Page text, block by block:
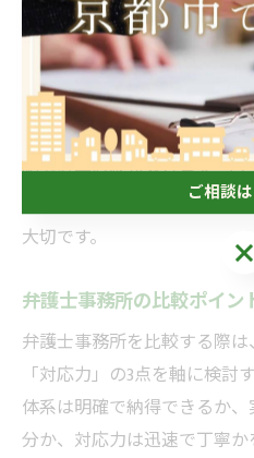
す。
また、事前相談のしやすさ
ス内容も確認しておきまし
丁寧な対応を心がけている
頼でも安心感があります。
ら、自分の悩みや案件内容
大切です。
弁護士事務所の比較ポイン
弁護士事務所を比較する際は
「対応力」の3点を軸に検討
体系は明確で納得できるか
分か、対応力は迅速で丁寧
ご相談
ご相談